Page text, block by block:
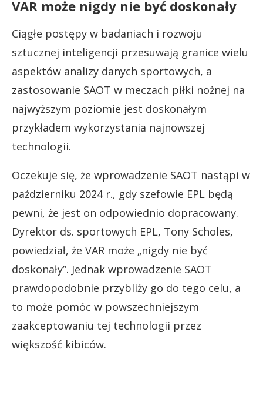
VAR może nigdy nie być doskonały
Ciągłe postępy w badaniach i rozwoju
sztucznej inteligencji przesuwają granice wielu
aspektów analizy danych sportowych, a
zastosowanie SAOT w meczach piłki nożnej na
najwyższym poziomie jest doskonałym
przykładem wykorzystania najnowszej
technologii.
Oczekuje się, że wprowadzenie SAOT nastąpi w
październiku 2024 r., gdy szefowie EPL będą
pewni, że jest on odpowiednio dopracowany.
Dyrektor ds. sportowych EPL, Tony Scholes,
powiedział, że VAR może „nigdy nie być
doskonały”. Jednak wprowadzenie SAOT
prawdopodobnie przybliży go do tego celu, a
to może pomóc w powszechniejszym
zaakceptowaniu tej technologii przez
większość kibiców.